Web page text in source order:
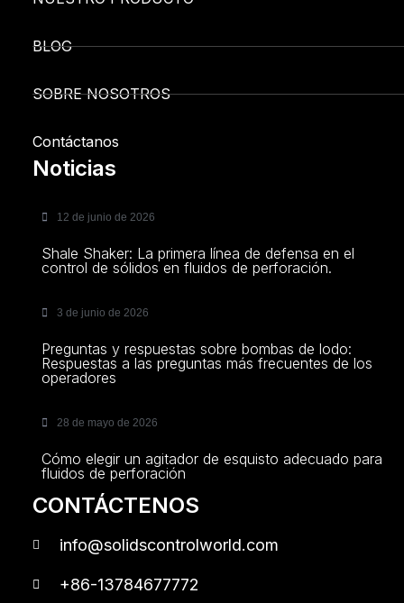
BLOG
SOBRE NOSOTROS
Contáctanos
Noticias
12 de junio de 2026
Shale Shaker: La primera línea de defensa en el
control de sólidos en fluidos de perforación.
3 de junio de 2026
Preguntas y respuestas sobre bombas de lodo:
Respuestas a las preguntas más frecuentes de los
operadores
28 de mayo de 2026
Cómo elegir un agitador de esquisto adecuado para
fluidos de perforación
CONTÁCTENOS
info@solidscontrolworld.com
+86-13784677772